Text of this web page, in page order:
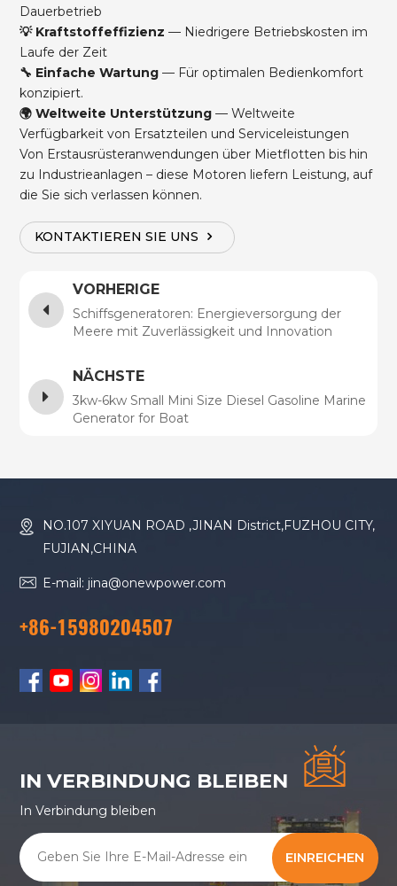
Dauerbetrieb
💡 Kraftstoffeffizienz— Niedrigere Betriebskosten im
Laufe der Zeit
🔧 Einfache Wartung — Für optimalen Bedienkomfort
konzipiert.
🌍 Weltweite Unterstützung— Weltweite
Verfügbarkeit von Ersatzteilen und Serviceleistungen
Von Erstausrüsteranwendungen über Mietflotten bis hin
zu Industrieanlagen – diese Motoren liefern Leistung, auf
die Sie sich verlassen können.
KONTAKTIEREN SIE UNS
VORHERIGE
Schiffsgeneratoren: Energieversorgung der
Meere mit Zuverlässigkeit und Innovation
NÄCHSTE
3kw-6kw Small Mini Size Diesel Gasoline Marine
Generator for Boat
NO.107 XIYUAN ROAD ,JINAN District,FUZHOU CITY,
FUJIAN,CHINA
E-mail: jina@onewpower.com
+86-15980204507
IN VERBINDUNG BLEIBEN
In Verbindung bleiben
EINREICHEN